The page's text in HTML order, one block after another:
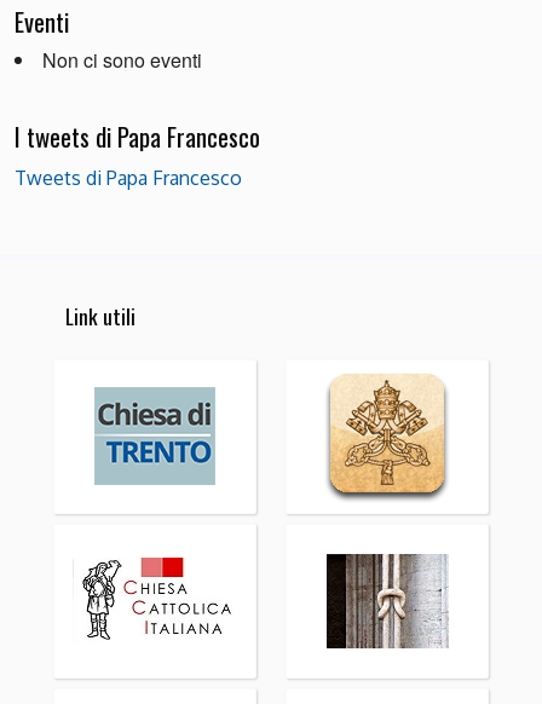
Eventi
Non ci sono eventi
I tweets di Papa Francesco
Tweets di Papa Francesco
Link utili